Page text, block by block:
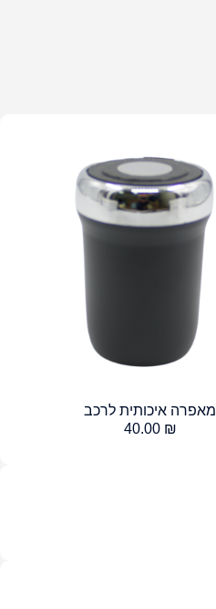
מאפרה איכותית לרכב
40.00 ₪